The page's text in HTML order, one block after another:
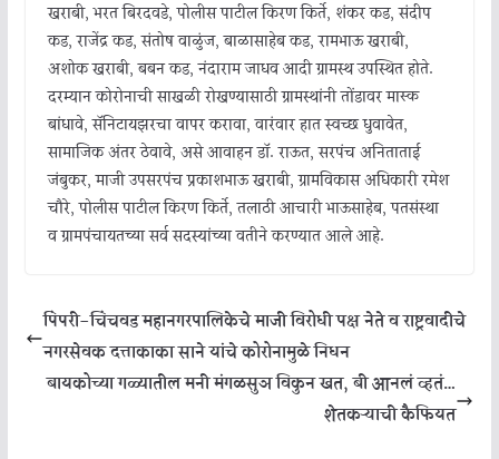
खराबी, भरत बिरदवडे, पोलीस पाटील किरण किर्ते, शंकर कड, संदीप
कड, राजेंद्र कड, संतोष वाळुंज, बाळासाहेब कड, रामभाऊ खराबी,
अशोक खराबी, बबन कड, नंदाराम जाधव आदी ग्रामस्थ उपस्थित होते.
दरम्यान कोरोनाची साखळी रोखण्यासाठी ग्रामस्थांनी तोंडावर मास्क
बांधावे, सॅनिटायझरचा वापर करावा, वारंवार हात स्वच्छ धुवावेत,
सामाजिक अंतर ठेवावे, असे आवाहन डॉ. राऊत, सरपंच अनिताताई
जंबुकर, माजी उपसरपंच प्रकाशभाऊ खराबी, ग्रामविकास अधिकारी रमेश
चौरे, पोलीस पाटील किरण किर्ते, तलाठी आचारी भाऊसाहेब, पतसंस्था
व ग्रामपंचायतच्या सर्व सदस्यांच्या वतीने करण्यात आले आहे.
पिंपरी-चिंचवड महानगरपालिकेचे माजी विरोधी पक्ष नेते व राष्ट्रवादीचे
नगरसेवक दत्ताकाका साने यांचे कोरोनामुळे निधन
बायकोच्या गळ्यातील मनी मंगळसुञ विकुन खत, बी आनलं व्हतं…
शेतकऱ्याची कैफियत